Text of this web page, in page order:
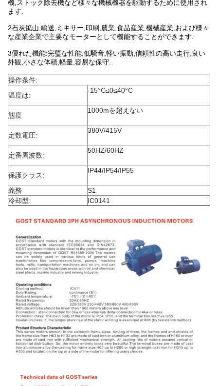
機,ストック除去機など様々な機械機器を駆動するために使用され
ます.
2石炭鉱山,輸送,ミキサー,印刷,農業,食品産業,機械産業,および様々
な産業企業で主要なモーターとして機能することができます.
3優れた機能:完璧な性能,低騒音,軽い振動,信頼性の高い走行,良い
外観,小さな体積,軽量,容易な保守.
操作条件:
温度は:
-15°C≤0≤40°C
態度
1000mを超えない
定数電圧:
380V/415V
定番周波数:
50HZ/60HZ
保護クラス:
IP44/IP54/IP55
義務
S1
冷却型:
IC0141